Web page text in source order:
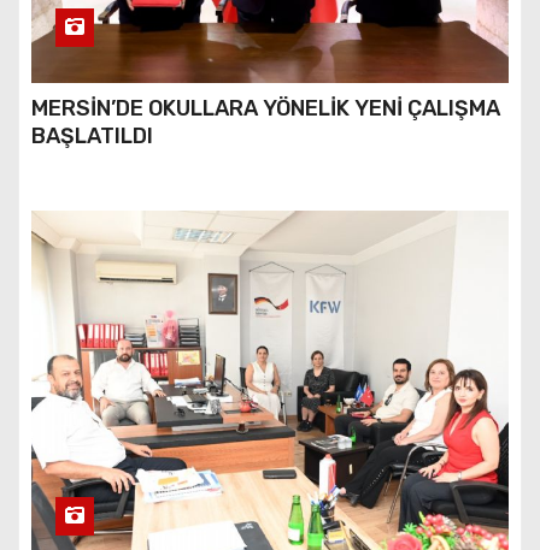
MERSİN’DE OKULLARA YÖNELİK YENİ ÇALIŞMA
BAŞLATILDI